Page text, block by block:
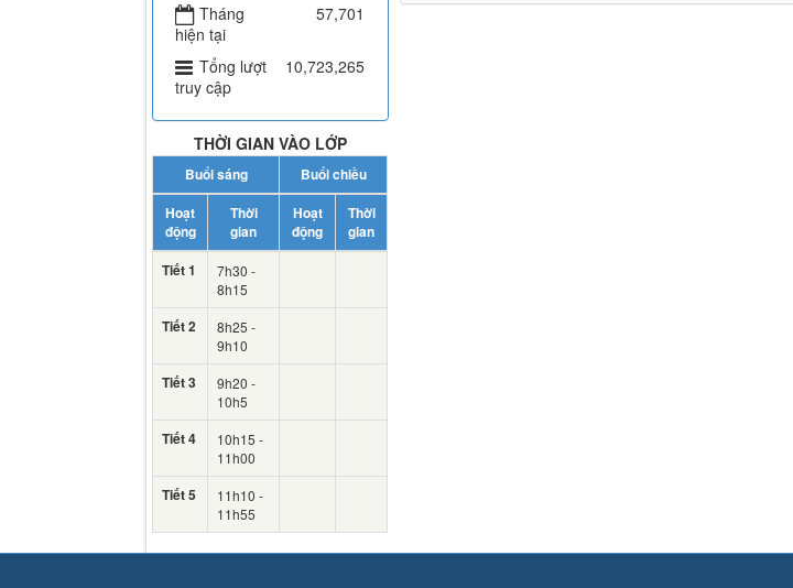
Tháng
hiện tại
57,701
Tổng lượt
truy cập
10,723,265
THỜI GIAN VÀO LỚP
Buổi sáng
Buổi chiều
Hoạt
động
Thời
gian
Hoạt
động
Thời
gian
Tiết 1
7h30 -
8h15
Tiết 2
8h25 -
9h10
Tiết 3
9h20 -
10h5
Tiết 4
10h15 -
11h00
Tiết 5
11h10 -
11h55